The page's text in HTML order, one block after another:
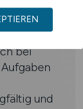
bei
und